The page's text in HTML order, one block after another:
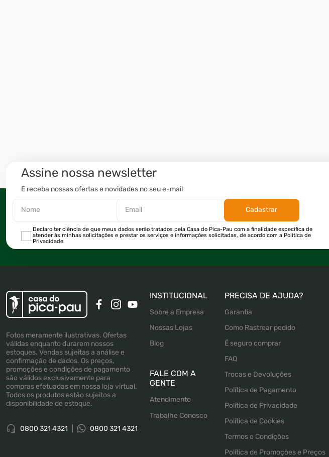
Assine nossa newsletter
E receba nossas ofertas e novidades no seu e-mail
Cadastrar
Declaro ter ciência de que meus dados serão tratados pela Casa do Pica-Pau com a finalidade específica de
atender às minhas solicitações e prestar os serviços e informações solicitadas, de acordo com a Política de
Privacidade.
Fotos meramente ilustrativas. Ofertas
válidas enquanto durarem nossos
estoques. Vendas sujeitas a análise e
confirmação de dados. Os preços,
promoções e condições de pagamento
são válidos exclusivamente para
compras efetuadas em nossa loja virtual.
Todos os produtos estão sujeitos a
disponibilidade de estoque.
0800 321 4321 0800 321 4321
INSTITUCIONAL
Sobre a Empresa
Nossas Lojas
Blog
FALE COM A
GENTE
Trabalhe Conosco
Atendimento
PRECISA DE AJUDA?
Garantia
Como Rastrear pedido
É seguro comprar
FAQ
Trocas e Devoluções
Política de Pagamento
Política de Privacidade
Política de Cookies
Termos e Condições
Política de Promoções e Preços